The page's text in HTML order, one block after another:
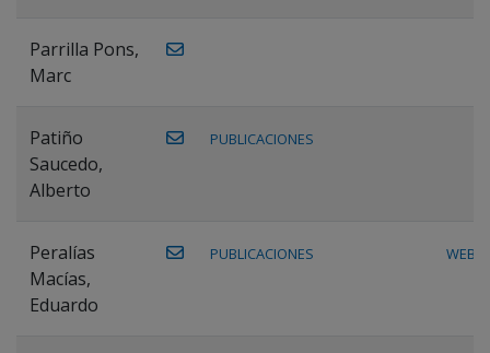
Parrilla Pons,
Marc
Patiño
Saucedo,
Alberto
PUBLICACIONES
Peralías
Macías,
Eduardo
PUBLICACIONES WEB